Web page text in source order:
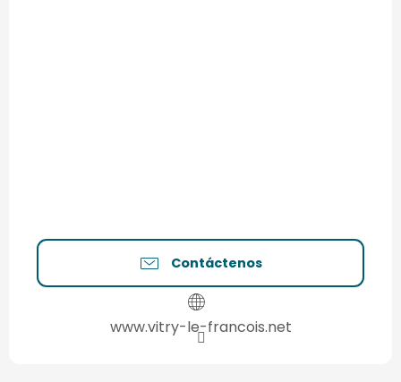
Contáctenos
www.vitry-le-francois.net